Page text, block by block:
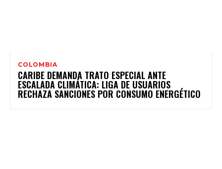
COLOMBIA
CARIBE DEMANDA TRATO ESPECIAL ANTE
ESCALADA CLIMÁTICA: LIGA DE USUARIOS
RECHAZA SANCIONES POR CONSUMO ENERGÉTICO